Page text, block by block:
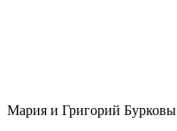
Мария и Григорий Бурковы